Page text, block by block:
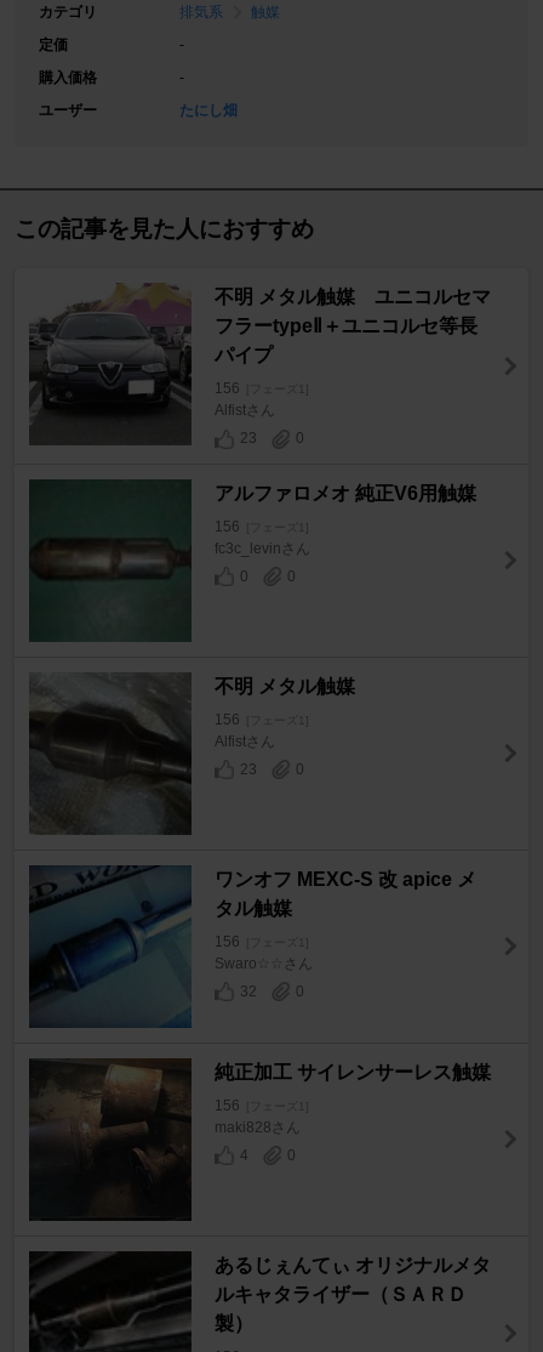
カテゴリ
排気系
触媒
定価
-
購入価格
-
ユーザー
たにし畑
この記事を見た人におすすめ
不明 メタル触媒 ユニコルセマ
フラーtypeⅡ＋ユニコルセ等長
パイプ
156 [フェーズ1]
Alfistさん
23
0
アルファロメオ 純正V6用触媒
156 [フェーズ1]
fc3c_levinさん
0
0
不明 メタル触媒
156 [フェーズ1]
Alfistさん
23
0
ワンオフ MEXC-S 改 apice メ
タル触媒
156 [フェーズ1]
Swaro☆☆さん
32
0
純正加工 サイレンサーレス触媒
156 [フェーズ1]
maki828さん
4
0
あるじぇんてぃ オリジナルメタ
ルキャタライザー（ＳＡＲＤ
製）